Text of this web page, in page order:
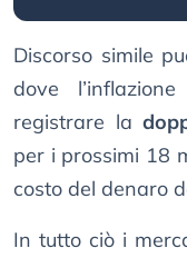
Discorso simile
dove
registrare la
per i prossimi 18
costo del denaro
In tutto ciò i